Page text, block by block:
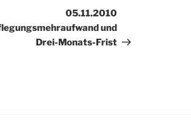
Beitrag
05.11.2010
und
Drei-Monats-Frist